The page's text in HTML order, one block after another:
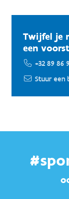
Twijfel je
een
+32 89 86
Stuur een